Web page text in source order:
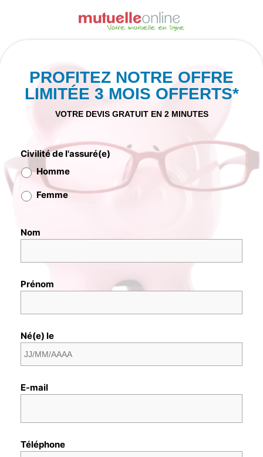
PROFITEZ NOTRE OFFRE
LIMITÉE 3 MOIS OFFERTS*
VOTRE DEVIS GRATUIT EN 2 MINUTES
Civilité de l'assuré(e)
Homme
Femme
Nom
Prénom
Né(e) le
E-mail
Téléphone